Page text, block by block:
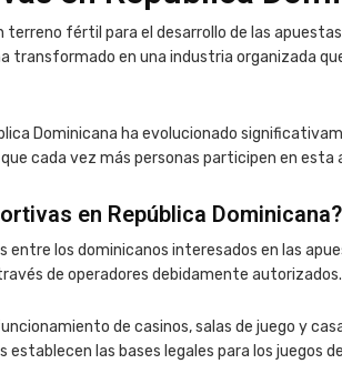
terreno fértil para el desarrollo de las
transformado en una industria organizada
Dominicana ha evolucionado
cada vez más personas participen en
en República Dominicana?
los dominicanos interesados en las
de operadores debidamente autorizados.
de casinos, salas de juego y
las bases legales para los juegos